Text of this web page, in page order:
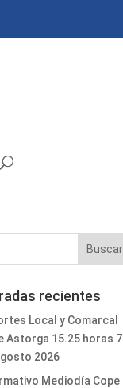
recientes
Local y Comarcal
Astorga 15.25 horas 7
2026
Mediodía Cope